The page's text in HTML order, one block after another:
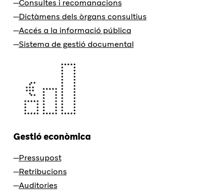
Consultes i recomanacions
Dictàmens dels òrgans consultius
Accés a la informació pública
Sistema de gestió documental
Gestió econòmica
Pressupost
Retribucions
Auditories